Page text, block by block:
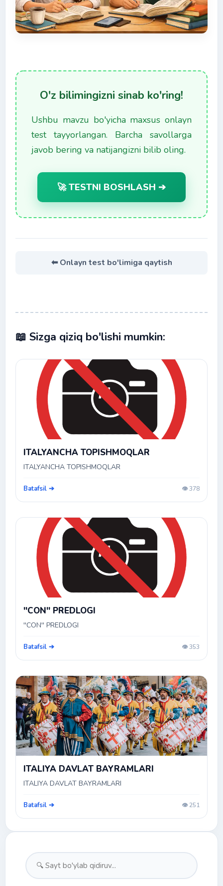
O'z bilimingizni sinab ko'ring!
Ushbu mavzu bo'yicha maxsus onlayn
test tayyorlangan. Barcha savollarga
javob bering va natijangizni bilib oling.
🚀 TESTNI BOSHLASH ➔
⬅ Onlayn test bo'limiga qaytish
📖 Sizga qiziq bo'lishi mumkin:
ITALYANCHA TOPISHMOQLAR
ITALYANCHA TOPISHMOQLAR
Batafsil ➔ 👁️ 378
''CON'' PREDLOGI
''CON'' PREDLOGI
Batafsil ➔ 👁️ 353
ITALIYA DAVLAT BAYRAMLARI
ITALIYA DAVLAT BAYRAMLARI
Batafsil ➔ 👁️ 251